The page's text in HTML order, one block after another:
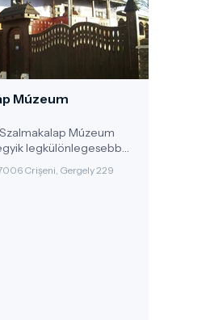
Múzeum
Múzeum
legkülönlegesebb
amely egy
sokrétű használati
– keresztül
Crișeni, Gergely 229